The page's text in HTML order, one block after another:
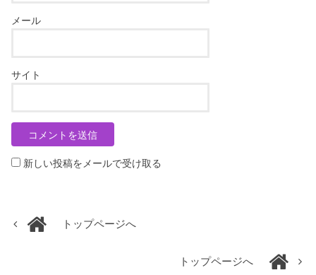
メール
サイト
新しい投稿をメールで受け取る
トップページへ
トップページへ